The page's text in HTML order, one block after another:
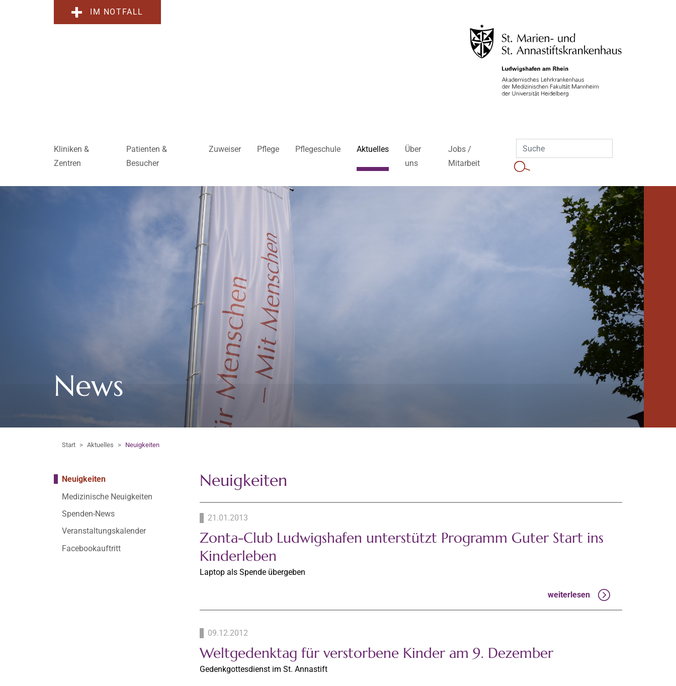
IM NOTFALL
Kliniken &
Zentren
Patienten &
Besucher
Zuweiser Pflege Pflegeschule Aktuelles
Über
uns
Jobs /
Mitarbeit
News
Start Aktuelles Neuigkeiten
Neuigkeiten
Medizinische Neuigkeiten
Spenden-News
Veranstaltungskalender
Facebookauftritt
Neuigkeiten
21.01.2013
Zonta-Club Ludwigshafen unterstützt Programm Guter Start ins
Kinderleben
Laptop als Spende übergeben
weiterlesen
09.12.2012
Weltgedenktag für verstorbene Kinder am 9. Dezember
Gedenkgottesdienst im St. Annastift